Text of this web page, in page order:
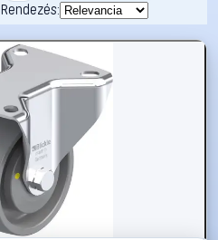
Rendezés: